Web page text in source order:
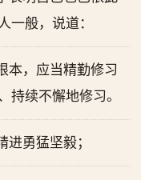
一般，说道：
本，应当精勤修习
持续不懈地修习。
勇猛坚毅；